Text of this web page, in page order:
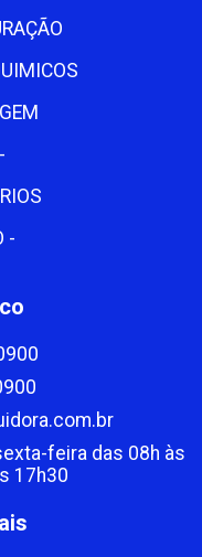
-
feira das 08h às
17h30